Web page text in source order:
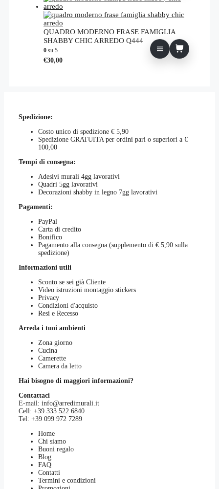
QUADRO MODERNO FRASE FAMIGLIA
SHABBY CHIC ARREDO Q444
0 su 5
€30,00
Spedizione:
Costo unico di spedizione € 5,90
Spedizione GRATUITA per ordini pari o superiori a €
100,00
Tempi di consegna:
Adesivi murali 4gg lavorativi
Quadri 5gg lavorativi
Decorazioni shabby in legno 7gg lavorativi
Pagamenti:
PayPal
Carta di credito
Bonifico
Pagamento alla consegna (supplemento di € 5,90 sulla
spedizione)
Informazioni utili
Sconto se sei già Cliente
Video istruzioni montaggio stickers
Privacy
Condizioni d'acquisto
Resi e Recesso
Arreda i tuoi ambienti
Zona giorno
Cucina
Camerette
Camera da letto
Hai bisogno di maggiori informazioni?
Contattaci
E-mail: info@arredimurali.it
Cell: +39 333 522 6840
Tel: +39 099 972 7289
Home
Chi siamo
Buoni regalo
Blog
FAQ
Contatti
Termini e condizioni